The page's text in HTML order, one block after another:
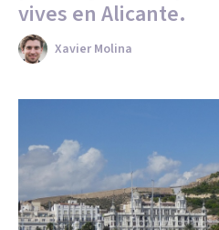
vives en Alicante.
Xavier Molina